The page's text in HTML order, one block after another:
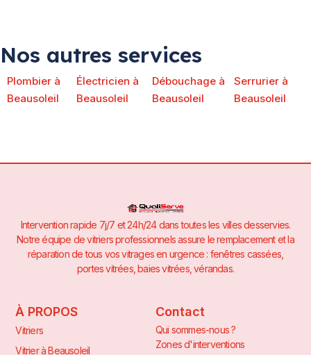
Nos autres services
Plombier à
Beausoleil
Électricien à
Beausoleil
Débouchage à
Beausoleil
Serrurier à
Beausoleil
Intervention rapide 7j/7 et 24h/24 dans toutes les villes desservies.
Notre équipe de vitriers professionnels assure le remplacement et la
réparation de tous vos vitrages en urgence : fenêtres cassées,
portes vitrées, baies vitrées, vérandas.
À PROPOS
Vitriers
Vitrier à Beausoleil
Contact
Qui sommes-nous ?
Zones d'interventions